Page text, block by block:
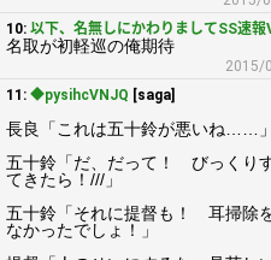
10: 以下、名無しにかわりましてSS速
名取が初軽巡の俺期待
2015/
11: ◆pysihcVNJQ [saga]
長良「これは五十鈴が悪いね……」
五十鈴「だ、だって！ びっくり
てきたら！///」
五十鈴「それに提督も！ 耳掃除
なかったでしょ！」